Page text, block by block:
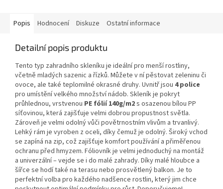
Popis Hodnocení Diskuze Ostatní informace
Detailní popis produktu
Tento typ zahradního skleníku je ideální pro menší rostliny,
včetně mladých sazenic a řízků. Můžete v ní pěstovat zeleninu či
ovoce, ale také teplomilné okrasné druhy. Uvnitř jsou 4 police
pro umístění velkého množství nádob. Skleník je pokryt
průhlednou, vrstvenou PE fólií 140g/m2s osazenou bílou PP
síťovinou, která zajišťuje velmi dobrou propustnost světla.
Zároveň je velmi odolný vůči povětrnostním vlivům a trvanlivý.
Lehký rám je vyroben z oceli, díky čemuž je odolný. Široký vchod
se zapíná na zip, což zajišťuje komfort používání a přiměřenou
ochranu před hmyzem. Fóliovník je velmi jednoduchý na montáž
a univerzální – vejde se i do malé zahrady. Díky malé hloubce a
šířce se hodí také na terasu nebo prosvětlený balkon. Je to
perfektní volba pro každého nadšence rostlin, který jim chce